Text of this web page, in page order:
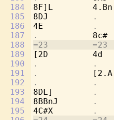
184
185
186
187
188
189
190
191
192
193
194
195
8F]L
8DJ
.
4E
.
.
=23
[2D         4d
.
.
.
8DL]
8BBnJ
.
4C#X
.